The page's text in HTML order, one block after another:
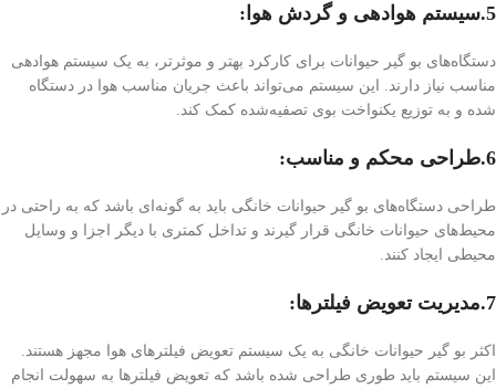
5.سیستم هوادهی و گردش هوا:
دستگاه‌های بو گیر حیوانات برای کارکرد بهتر و موثرتر، به یک سیستم هوادهی
مناسب نیاز دارند. این سیستم می‌تواند باعث جریان مناسب هوا در دستگاه
شده و به توزیع یکنواخت بوی تصفیه‌شده کمک کند.
6.طراحی محکم و مناسب:
طراحی دستگاه‌های بو گیر حیوانات خانگی باید به گونه‌ای باشد که به راحتی در
محیط‌های حیوانات خانگی قرار گیرند و تداخل کمتری با دیگر اجزا و وسایل
محیطی ایجاد کنند.
7.مدیریت تعویض فیلترها:
اکثر بو گیر حیوانات خانگی به یک سیستم تعویض فیلترهای هوا مجهز هستند.
این سیستم باید طوری طراحی شده باشد که تعویض فیلترها به سهولت انجام